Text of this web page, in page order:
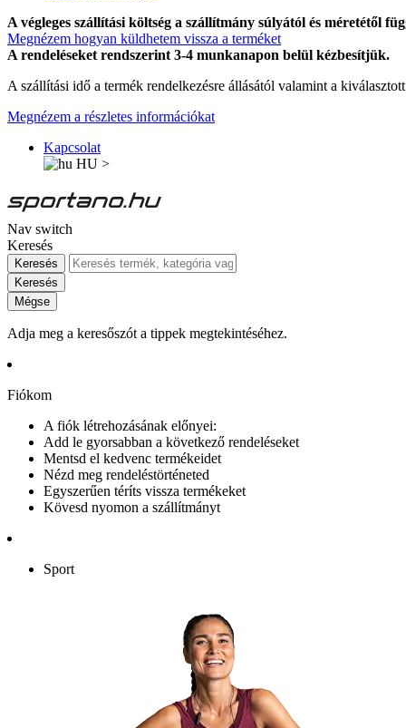
A végleges szállítási költség a szállítmány súlyától és méretétől
Megnézem hogyan küldhetem vissza a terméket
A rendeléseket rendszerint 3-4 munkanapon belül kézbesítjük.
A szállítási idő a termék rendelkezésre állásától valamint a
Megnézem a részletes információkat
Kapcsolat
HU >
Nav switch
Keresés
Keresés
Keresés
Mégse
Adja meg a keresőszót a tippek megtekintéséhez.
Fiókom
A fiók létrehozásának előnyei:
Add le gyorsabban a következő rendeléseket
Mentsd el kedvenc termékeidet
Nézd meg rendeléstörténeted
Egyszerűen téríts vissza termékeket
Kövesd nyomon a szállítmányt
Sport